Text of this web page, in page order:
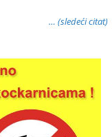
… (sledeći citat)